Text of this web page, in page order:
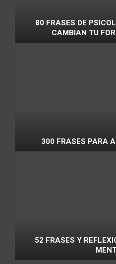
80 FRASES DE
CAMBIAN TU
300 FRASES PARA
52 FRASES Y